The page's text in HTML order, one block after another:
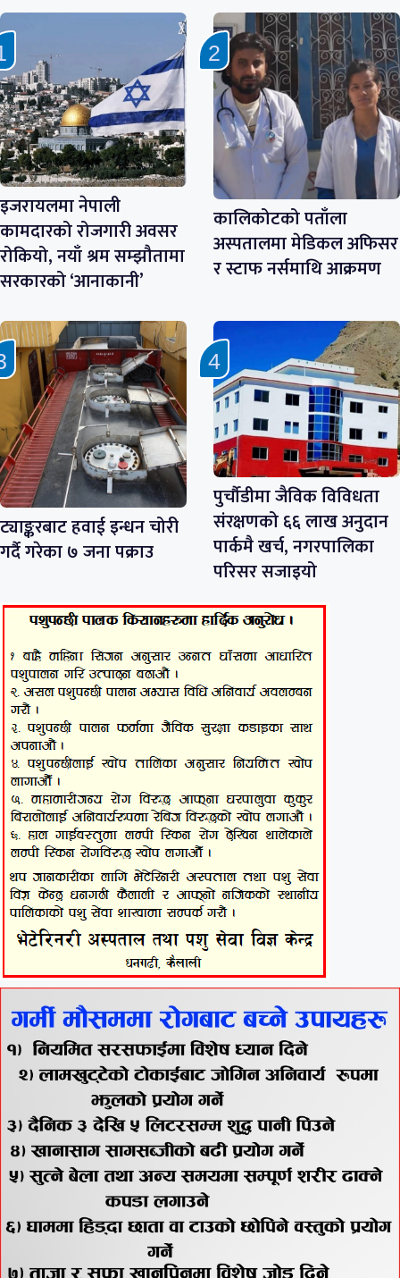
इजरायलमा नेपाली
कामदारको रोजगारी अवसर
रोकियो, नयाँ श्रम सम्झौतामा
सरकारको ‘आनाकानी’
कालिकोटको पताँला
अस्पतालमा मेडिकल अफिसर
र स्टाफ नर्समाथि आक्रमण
ट्याङ्करबाट हवाई इन्धन चोरी
गर्दै गरेका ७ जना पक्राउ
पुर्चौडीमा जैविक विविधता
संरक्षणको ६६ लाख अनुदान
पार्कमै खर्च, नगरपालिका
परिसर सजाइयो